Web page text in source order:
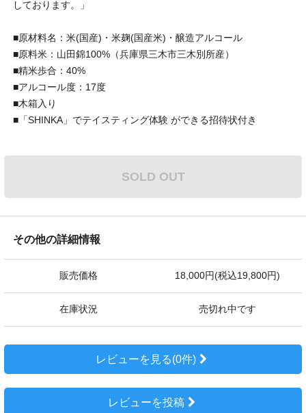
しております。」
■原材料名：米(国産)・米麹(国産米)・醸造アルコール
■原料米：山田錦100%（兵庫県三木市三木別所産）
■精米歩合：40%
■アルコール度：17度
■木箱入り
■「SHINKA」でテイスティング体験 ができる招待状付き
SOLD OUT
その他の詳細情報
販売価格 18,000円(税込19,800円)
在庫状況 売切れ中です
レビューを見る(0件)
レビューを投稿